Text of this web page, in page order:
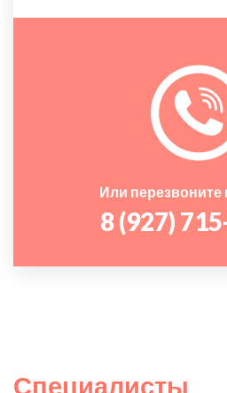
Или перезвоните
8 (927)
Специалисты